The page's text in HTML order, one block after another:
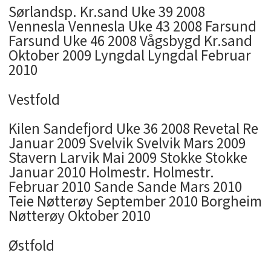
Sørlandsp. Kr.sand Uke 39 2008
Vennesla Vennesla Uke 43 2008 Farsund
Farsund Uke 46 2008 Vågsbygd Kr.sand
Oktober 2009 Lyngdal Lyngdal Februar
2010
Vestfold
Kilen Sandefjord Uke 36 2008 Revetal Re
Januar 2009 Svelvik Svelvik Mars 2009
Stavern Larvik Mai 2009 Stokke Stokke
Januar 2010 Holmestr. Holmestr.
Februar 2010 Sande Sande Mars 2010
Teie Nøtterøy September 2010 Borgheim
Nøtterøy Oktober 2010
Østfold